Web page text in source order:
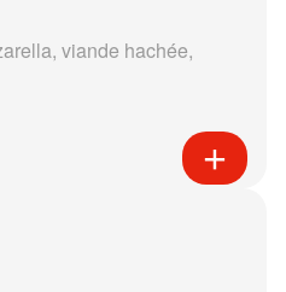
viande hachée,